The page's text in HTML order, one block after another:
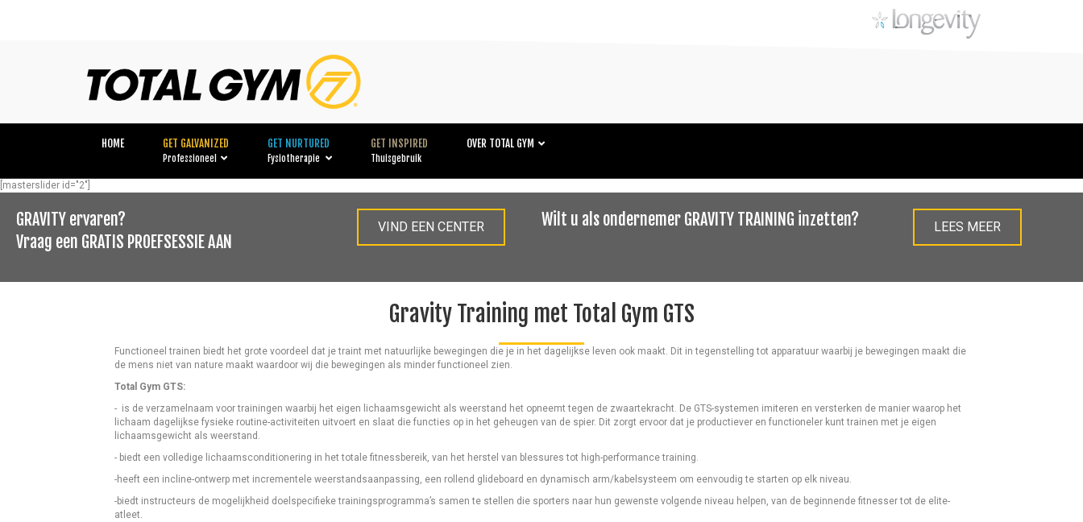
HOME GET GALVANIZED
Professioneel
GET NURTURED
Fysiotherapie
GET INSPIRED
Thuisgebruik
OVER TOTAL GYM
[masterslider id="2"]
GRAVITY ervaren?
Vraag een GRATIS PROEFSESSIE AAN
VIND EEN CENTER Wilt u als ondernemer GRAVITY TRAINING inzetten? LEES MEER
Gravity Training met Total Gym GTS
Functioneel trainen biedt het grote voordeel dat je traint met natuurlijke bewegingen die je in het dagelijkse leven ook maakt. Dit in tegenstelling tot apparatuur waarbij je bewegingen maakt die
de mens niet van nature maakt waardoor wij die bewegingen als minder functioneel zien.
Total Gym GTS:
- is de verzamelnaam voor trainingen waarbij het eigen lichaamsgewicht als weerstand het opneemt tegen de zwaartekracht. De GTS-systemen imiteren en versterken de manier waarop het
lichaam dagelijkse fysieke routine-activiteiten uitvoert en slaat die functies op in het geheugen van de spier. Dit zorgt ervoor dat je productiever en functioneler kunt trainen met je eigen
lichaamsgewicht als weerstand.
- biedt een volledige lichaamsconditionering in het totale fitnessbereik, van het herstel van blessures tot high-performance training.
-heeft een incline-ontwerp met incrementele weerstandsaanpassing, een rollend glideboard en dynamisch arm/kabelsysteem om eenvoudig te starten op elk niveau.
-biedt instructeurs de mogelijkheid doelspecifieke trainingsprogramma’s samen te stellen die sporters naar hun gewenste volgende niveau helpen, van de beginnende fitnesser tot de elite-
atleet.